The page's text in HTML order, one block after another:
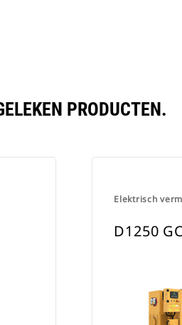
PRODUCTEN.
Elektrisch
D1250 GC